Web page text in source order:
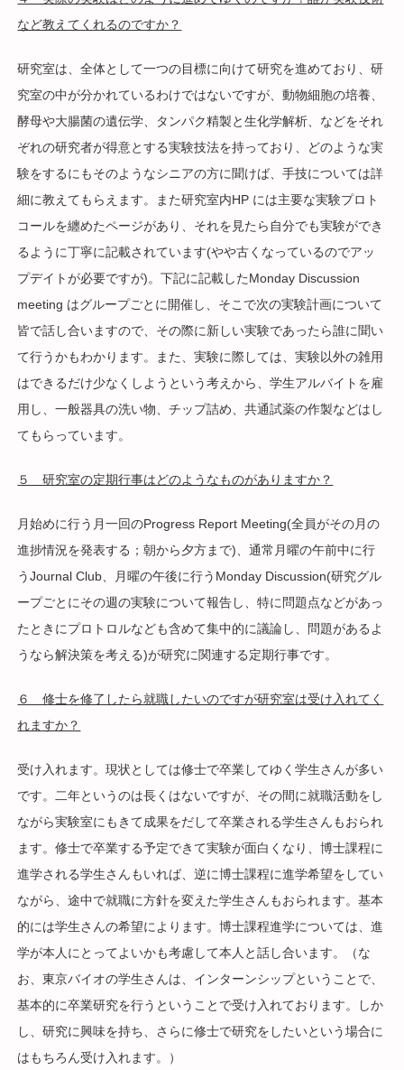
など教えてくれるのですか？
研究室は、全体として一つの目標に向けて研究を進めており、研
究室の中が分かれているわけではないですが、動物細胞の培養、
酵母や大腸菌の遺伝学、タンパク精製と生化学解析、などをそれ
ぞれの研究者が得意とする実験技法を持っており、どのような実
験をするにもそのようなシニアの方に聞けば、手技については詳
細に教えてもらえます。また研究室内HP には主要な実験プロト
コールを纏めたページがあり、それを見たら自分でも実験ができ
るように丁寧に記載されています(やや古くなっているのでアッ
プデイトが必要ですが)。下記に記載したMonday Discussion
meeting はグループごとに開催し、そこで次の実験計画について
皆で話し合いますので、その際に新しい実験であったら誰に聞い
て行うかもわかります。また、実験に際しては、実験以外の雑用
はできるだけ少なくしようという考えから、学生アルバイトを雇
用し、一般器具の洗い物、チップ詰め、共通試薬の作製などはし
てもらっています。
５ 研究室の定期行事はどのようなものがありますか？
月始めに行う月一回のProgress Report Meeting(全員がその月の
進捗情況を発表する；朝から夕方まで)、通常月曜の午前中に行
うJournal Club、月曜の午後に行うMonday Discussion(研究グル
ープごとにその週の実験について報告し、特に問題点などがあっ
たときにプロトロルなども含めて集中的に議論し、問題があるよ
うなら解決策を考える)が研究に関連する定期行事です。
６ 修士を修了したら就職したいのですが研究室は受け入れてく
れますか？
受け入れます。現状としては修士で卒業してゆく学生さんが多い
です。二年というのは長くはないですが、その間に就職活動をし
ながら実験室にもきて成果をだして卒業される学生さんもおられ
ます。修士で卒業する予定できて実験が面白くなり、博士課程に
進学される学生さんもいれば、逆に博士課程に進学希望をしてい
ながら、途中で就職に方針を変えた学生さんもおられます。基本
的には学生さんの希望によります。博士課程進学については、進
学が本人にとってよいかも考慮して本人と話し合います。（な
お、東京バイオの学生さんは、インターンシップということで、
基本的に卒業研究を行うということで受け入れております。しか
し、研究に興味を持ち、さらに修士で研究をしたいという場合に
はもちろん受け入れます。）